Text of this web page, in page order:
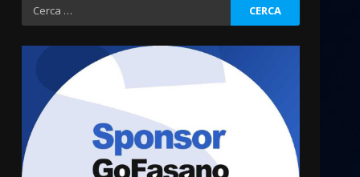
Ricerca
per:
Fasanese ferito a colpi di
arma da fuoco
6 Agosto 2026 18:13